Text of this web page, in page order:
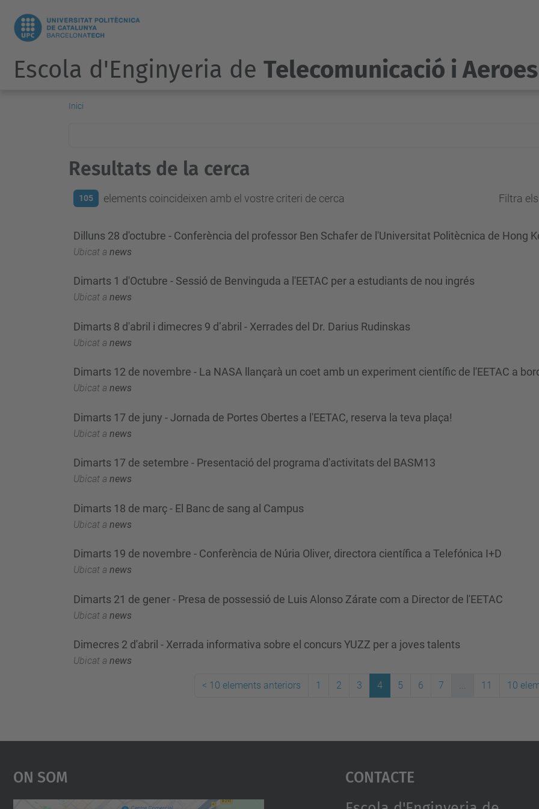
Escola d'Enginyeria de Telecomunicació i
Inici
Resultats de la cerca
105 elements coincideixen amb el vostre criteri de cerca Filtra
Dilluns 28 d'octubre - Conferència del professor Ben Schafer de l'Universitat Politècnica de Hong
Ubicat a news
Dimarts 1 d'Octubre - Sessió de Benvinguda a l'EETAC per a estudiants de nou ingrés
Ubicat a news
Dimarts 8 d'abril i dimecres 9 d’abril - Xerrades del Dr. Darius Rudinskas
Ubicat a news
Dimarts 12 de novembre - La NASA llançarà un coet amb un experiment científic de l'EETAC a
Ubicat a news
Dimarts 17 de juny - Jornada de Portes Obertes a l'EETAC, reserva la teva plaça!
Ubicat a news
Dimarts 17 de setembre - Presentació del programa d'activitats del BASM13
Ubicat a news
Dimarts 18 de març - El Banc de sang al Campus
Ubicat a news
Dimarts 19 de novembre - Conferència de Núria Oliver, directora científica a Telefónica I+D
Ubicat a news
Dimarts 21 de gener - Presa de possessió de Luis Alonso Zárate com a Director de l'EETAC
Ubicat a news
Dimecres 2 d'abril - Xerrada informativa sobre el concurs YUZZ per a joves talents
Ubicat a news
< 10 elements anteriors 1 2 3 4 5 6 7 ... 11 10
On Som Contacte